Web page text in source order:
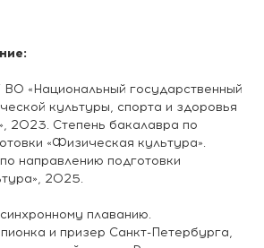
«Национальный государственный
культуры, спорта и здоровья
2023. Степень бакалавра по
«Физическая культура».
направлению подготовки
2025.
плаванию.
и призер Санкт-Петербурга,